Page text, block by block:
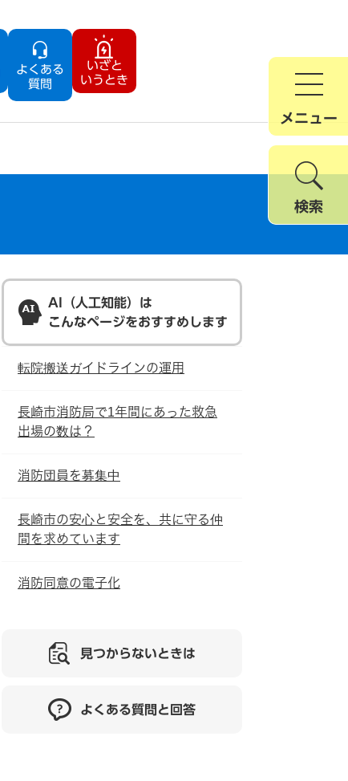
よくある
質問
いざと
いうとき
メニュー
検索
AI（人工知能）は
こんなページをおすすめします
転院搬送ガイドラインの運用
長崎市消防局で1年間にあった救急
出場の数は？
消防団員を募集中
長崎市の安心と安全を、共に守る仲
間を求めています
消防同意の電子化
見つからないときは
よくある質問と回答